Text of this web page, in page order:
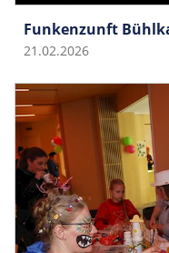
Funkenzunft
21.02.2026